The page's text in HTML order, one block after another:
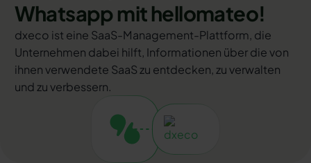
Whatsapp mit hellomateo!
dxeco ist eine SaaS-Management-Plattform, die
Unternehmen dabei hilft, Informationen über die von
ihnen verwendete SaaS zu entdecken, zu verwalten
und zu verbessern.